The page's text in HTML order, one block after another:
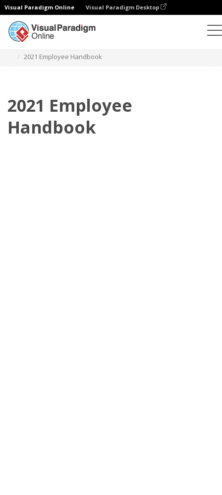
Visual Paradigm Online Visual Paradigm Desktop
2021 Employee Handbook
2021 Employee
Handbook